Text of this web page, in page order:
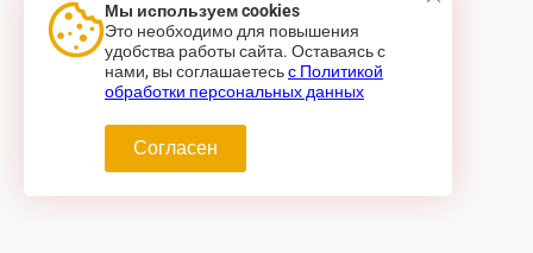
Мы используем cookies
Это необходимо для повышения
удобства работы сайта. Оставаясь с
нами, вы соглашаетесьс Политикой
обработки персональных данных
Согласен